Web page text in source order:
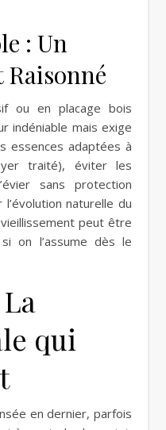
: Un
ou en placage bois
indéniable mais exige
essences adaptées à
traité), éviter les
sans protection
naturelle du
peut être
on l’assume dès le
qui
en dernier, parfois